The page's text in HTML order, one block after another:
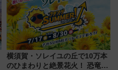
横須賀・ソレイユの丘で10万本
のひまわりと絶景花火！ 恐竜や